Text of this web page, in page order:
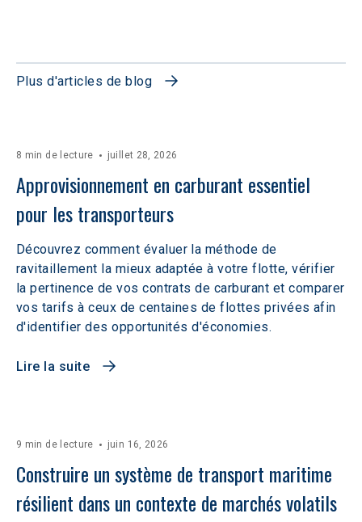
Plus d'articles de blog
8 min de lecture juillet 28, 2026
Approvisionnement en carburant essentiel
pour les transporteurs
Découvrez comment évaluer la méthode de
ravitaillement la mieux adaptée à votre flotte, vérifier
la pertinence de vos contrats de carburant et comparer
vos tarifs à ceux de centaines de flottes privées afin
d'identifier des opportunités d'économies.
Lire la suite
9 min de lecture juin 16, 2026
Construire un système de transport maritime
résilient dans un contexte de marchés volatils